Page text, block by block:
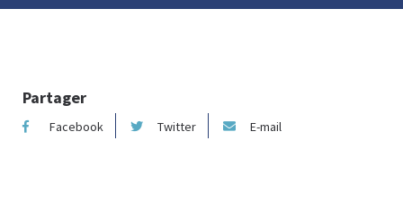
Partager
Facebook Twitter E-mail